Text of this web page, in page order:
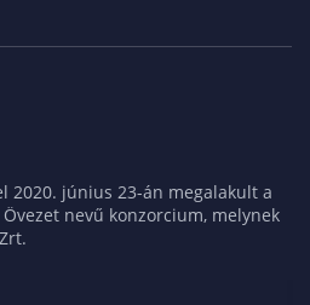
2020. június 23-án megalakult a
nevű konzorcium, melynek